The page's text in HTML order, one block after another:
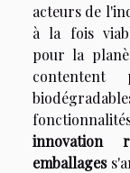
acteurs de
à la fois
pour la
contentent
innovation
emballages